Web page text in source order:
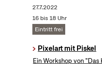
27.7.2022
16 bis 18 Uhr
Eintritt frei
Pixelart mit Piskel
Ein Workshop von